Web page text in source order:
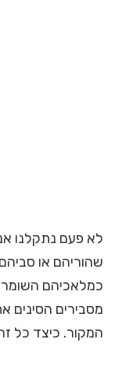
לא פעם נתקלנו
שהוריהם או
כמלאכיהם
מסבירים
המקור. כיצד כל